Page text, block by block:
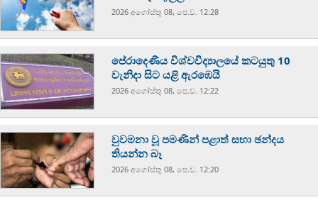
2026 අගෝස්‍තු 08, පෙ.ව. 12:28
පේරාදෙණිය විශ්වවිද්‍යාලයේ කටයුතු 10
වැනිදා සිට යළි ඇරඹෙයි
2026 අගෝස්‍තු 08, පෙ.ව. 12:22
වුවමනා වූ පමණින් පළාත් සභා ඡන්දය
තියන්න බෑ
2026 අගෝස්‍තු 08, පෙ.ව. 12:20